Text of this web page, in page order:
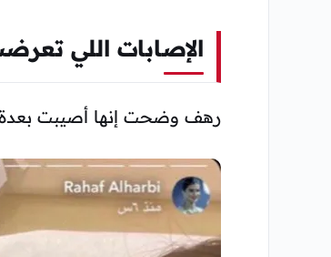
الإصابات اللي
رهف وضحت إنها أصيبت